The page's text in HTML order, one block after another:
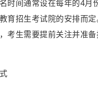
时间通常设在每年的4月
育招生考试院的安排而
考生需要提前关注并准